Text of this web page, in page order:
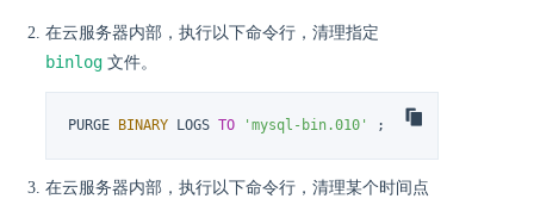
在云服务器内部，执行以下命令行，清理指定
binlog 文件。
PURGE BINARY LOGS TO 'mysql-bin.010' ;
在云服务器内部，执行以下命令行，清理某个时间点